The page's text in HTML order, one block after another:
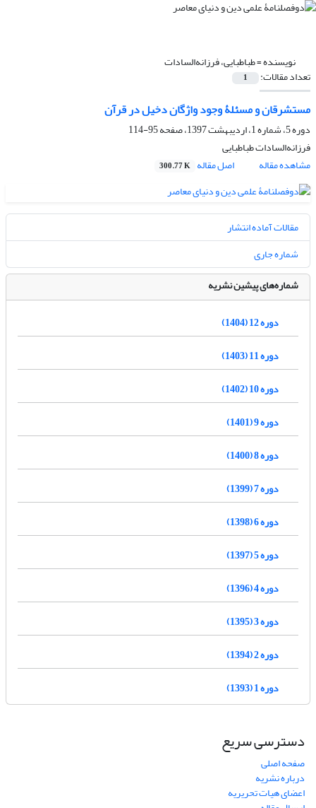
نویسنده =طباطبایی، فرزانه‌السادات
تعداد مقالات: 1
مستشرقان و مسئلۀ وجود واژگان دخیل در قرآن
دوره 5، شماره 1، اردیبهشت 1397، صفحه
95-114
فرزانه‌السادات طباطبایی
مشاهده مقاله
اصل مقاله 300.77 K
مقالات آماده انتشار
شماره جاری
شماره‌های پیشین نشریه
دوره 12 (1404)
دوره 11 (1403)
دوره 10 (1402)
دوره 9 (1401)
دوره 8 (1400)
دوره 7 (1399)
دوره 6 (1398)
دوره 5 (1397)
دوره 4 (1396)
دوره 3 (1395)
دوره 2 (1394)
دوره 1 (1393)
دسترسی سریع
صفحه اصلی
درباره نشریه
اعضای هیات تحریریه